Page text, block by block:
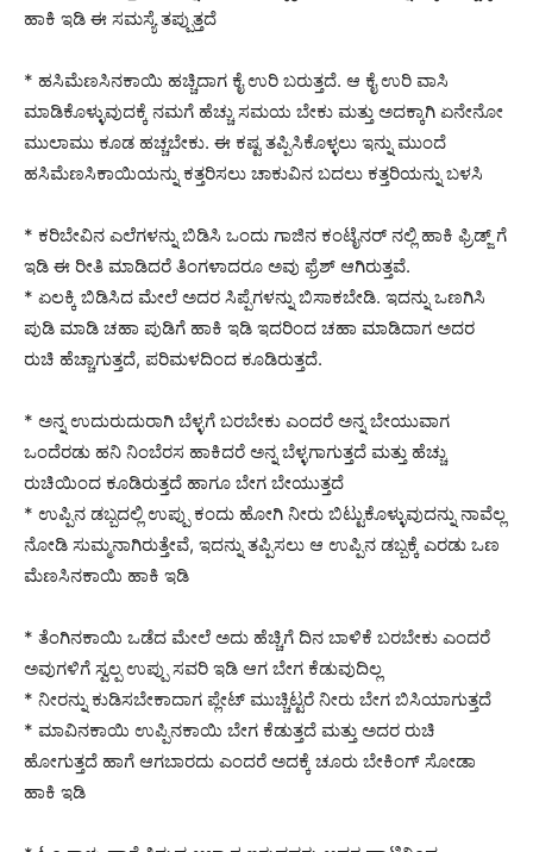
ಹಾಕಿ ಇಡಿ ಈ ಸಮಸ್ಯೆ ತಪ್ಪುತ್ತದೆ
* ಹಸಿಮೆಣಸಿನಕಾಯಿ ಹಚ್ಚಿದಾಗ ಕೈ ಉರಿ ಬರುತ್ತದೆ. ಆ ಕೈ ಉರಿ ವಾಸಿ
ಮಾಡಿಕೊಳ್ಳುವುದಕ್ಕೆ ನಮಗೆ ಹೆಚ್ಚು ಸಮಯ ಬೇಕು ಮತ್ತು ಅದಕ್ಕಾಗಿ ಏನೇನೋ
ಮುಲಾಮು ಕೂಡ ಹಚ್ಚಬೇಕು. ಈ ಕಷ್ಟ ತಪ್ಪಿಸಿಕೊಳ್ಳಲು ಇನ್ನು ಮುಂದೆ
ಹಸಿಮೆಣಸಿಕಾಯಿಯನ್ನು ಕತ್ತರಿಸಲು ಚಾಕುವಿನ ಬದಲು ಕತ್ತರಿಯನ್ನು ಬಳಸಿ
* ಕರಿಬೇವಿನ ಎಲೆಗಳನ್ನು ಬಿಡಿಸಿ ಒಂದು ಗಾಜಿನ ಕಂಟೈನರ್ ನಲ್ಲಿ ಹಾಕಿ ಫ್ರಿಡ್ಜ್ ಗೆ
ಇಡಿ ಈ ರೀತಿ ಮಾಡಿದರೆ ತಿಂಗಳಾದರೂ ಅವು ಫ್ರೆಶ್ ಆಗಿರುತ್ತವೆ.
* ಏಲಕ್ಕಿ ಬಿಡಿಸಿದ ಮೇಲೆ ಅದರ ಸಿಪ್ಪೆಗಳನ್ನು ಬಿಸಾಕಬೇಡಿ. ಇದನ್ನು ಒಣಗಿಸಿ
ಪುಡಿ ಮಾಡಿ ಚಹಾ ಪುಡಿಗೆ ಹಾಕಿ ಇಡಿ ಇದರಿಂದ ಚಹಾ ಮಾಡಿದಾಗ ಅದರ
ರುಚಿ ಹೆಚ್ಚಾಗುತ್ತದೆ, ಪರಿಮಳದಿಂದ ಕೂಡಿರುತ್ತದೆ.
* ಅನ್ನ ಉದುರುದುರಾಗಿ ಬೆಳ್ಳಗೆ ಬರಬೇಕು ಎಂದರೆ ಅನ್ನ ಬೇಯುವಾಗ
ಒಂದೆರಡು ಹನಿ ನಿಂಬೆರಸ ಹಾಕಿದರೆ ಅನ್ನ ಬೆಳ್ಳಗಾಗುತ್ತದೆ ಮತ್ತು ಹೆಚ್ಚು
ರುಚಿಯಿಂದ ಕೂಡಿರುತ್ತದೆ ಹಾಗೂ ಬೇಗ ಬೇಯುತ್ತದೆ
* ಉಪ್ಪಿನ ಡಬ್ಬದಲ್ಲಿ ಉಪ್ಪು ಕಂದು ಹೋಗಿ ನೀರು ಬಿಟ್ಟುಕೊಳ್ಳುವುದನ್ನು ನಾವೆಲ್ಲ
ನೋಡಿ ಸುಮ್ಮನಾಗಿರುತ್ತೇವೆ, ಇದನ್ನು ತಪ್ಪಿಸಲು ಆ ಉಪ್ಪಿನ ಡಬ್ಬಕ್ಕೆ ಎರಡು ಒಣ
ಮೆಣಸಿನಕಾಯಿ ಹಾಕಿ ಇಡಿ
* ತೆಂಗಿನಕಾಯಿ ಒಡೆದ ಮೇಲೆ ಅದು ಹೆಚ್ಚಿಗೆ ದಿನ ಬಾಳಿಕೆ ಬರಬೇಕು ಎಂದರೆ
ಅವುಗಳಿಗೆ ಸ್ವಲ್ಪ ಉಪ್ಪು ಸವರಿ ಇಡಿ ಆಗ ಬೇಗ ಕೆಡುವುದಿಲ್ಲ
* ನೀರನ್ನು ಕುಡಿಸಬೇಕಾದಾಗ ಪ್ಲೇಟ್ ಮುಚ್ಚಿಟ್ಟರೆ ನೀರು ಬೇಗ ಬಿಸಿಯಾಗುತ್ತದೆ
* ಮಾವಿನಕಾಯಿ ಉಪ್ಪಿನಕಾಯಿ ಬೇಗ ಕೆಡುತ್ತದೆ ಮತ್ತು ಅದರ ರುಚಿ
ಹೋಗುತ್ತದೆ ಹಾಗೆ ಆಗಬಾರದು ಎಂದರೆ ಅದಕ್ಕೆ ಚೂರು ಬೇಕಿಂಗ್ ಸೋಡಾ
ಹಾಕಿ ಇಡಿ